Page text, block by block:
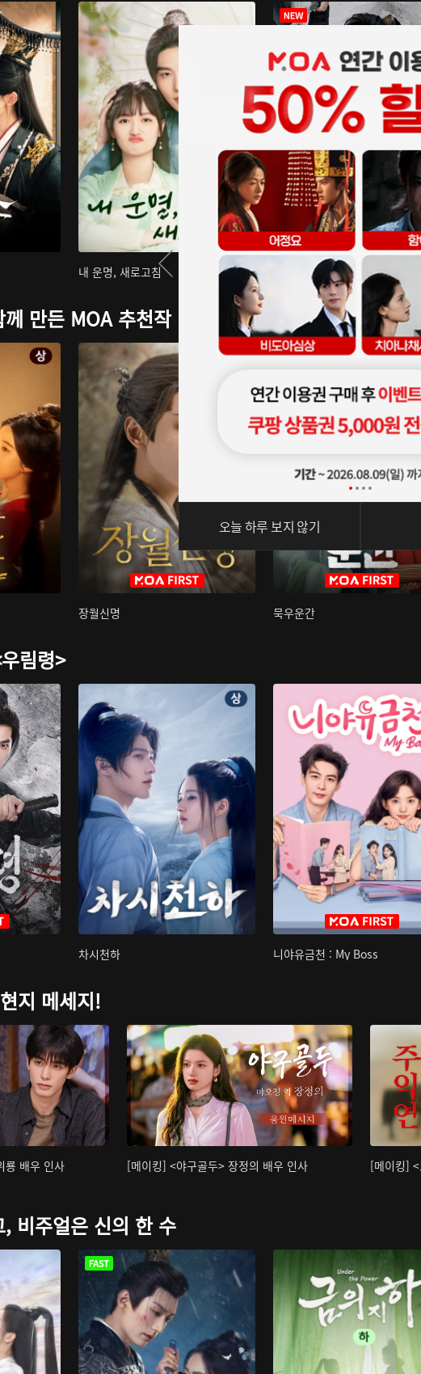
내 운명, 새로고침
만든 MOA 추천작
장월신명 묵우운간
림령>
차시천하 니야유금천 : My Boss
지 메세지!
룡 배우 인사 [메이킹] <야구골두> 장정의 배우 인사 [메이킹]
비주얼은 신의 한 수
오늘 하루 보지 않기